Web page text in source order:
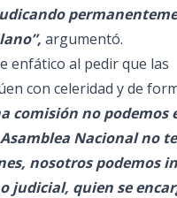
argumentó.
enfático al pedir que las
con celeridad y de
comisión no podemos
Nacional no
nosotros podemos
judicial, quien se